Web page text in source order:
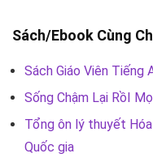
Sách/Ebook Cùng
Sách Giáo Viên Tiếng
Sống Chậm Lại RồI
Tổng ôn lý thuyết
Quốc gia